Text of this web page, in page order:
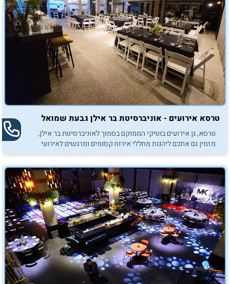
טרסא אירועים - אוניברסיטת בר אילן גבעת שמואל
טרסא, גן אירועים בוטיקי הממוקם בסמוך לאוניברסיטת בר אילן,
מזמין גם אתכם ליהנות מחללי אירוח קסומים ומרגשים לאירועי
בר/בת מצווה.